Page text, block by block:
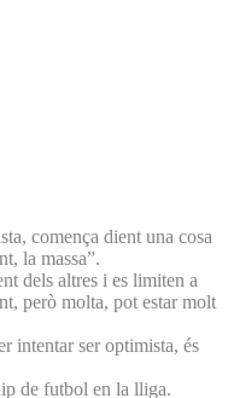
comença dient una cosa
la massa”.
dels altres i es limiten a
però molta, pot estar molt
intentar ser optimista, és
de futbol en la lliga.